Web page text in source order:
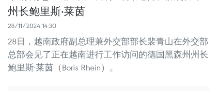
州长鲍里斯·莱茵
28/11/2024 14:30
28日，越南政府副总理兼外交部部长裴青山在外交部
总部会见了正在越南进行工作访问的德国黑森州州长
鲍里斯·莱茵（Boris Rhein）。